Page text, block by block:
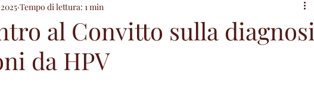
al Convitto sulla diagnosi
da HPV
Tempo di lettura: 1 min